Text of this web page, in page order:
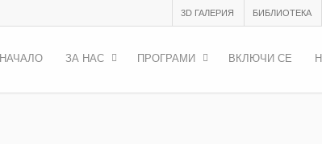
3D ГАЛЕРИЯ БИБЛИОТЕКА
НАЧАЛО ЗА НАС ПРОГРАМИ ВКЛЮЧИ СЕ